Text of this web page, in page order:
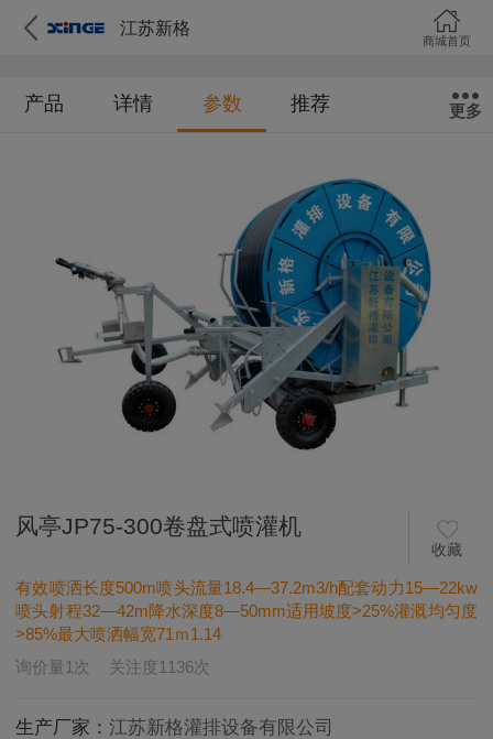
江苏新格
商城首页
产品 详情 参数 推荐 更多
风亭JP75-300卷盘式喷灌机
收藏
有效喷洒长度500m喷头流量18.4—37.2m3/h配套动力15—22kw
喷头射程32—42m降水深度8—50mm适用坡度>25%灌溉均匀度
>85%最大喷洒幅宽71ｍ1.14
询价量 1 次 关注度1136次
生产厂家： 江苏新格灌排设备有限公司